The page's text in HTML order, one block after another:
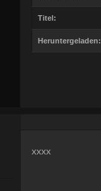
Titel:
Heruntergeladen:
xxxx